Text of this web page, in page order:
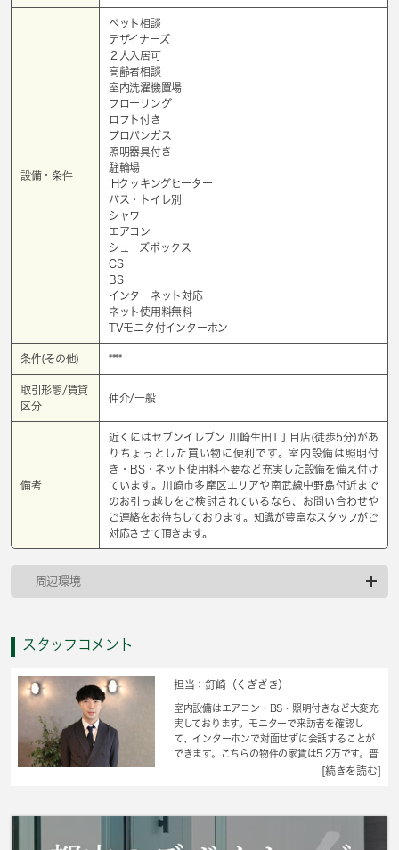
設備・条件
ペット相談
デザイナーズ
２人入居可
高齢者相談
室内洗濯機置場
フローリング
ロフト付き
プロパンガス
照明器具付き
駐輪場
IHクッキングヒーター
バス・トイレ別
シャワー
エアコン
シューズボックス
CS
BS
インターネット対応
ネット使用料無料
TVモニタ付インターホン
条件(その他) ****
取引形態/賃貸
区分
仲介/一般
備考
近くにはセブンイレブン 川崎生田1丁目店(徒歩5分)があ
りちょっとした買い物に便利です。室内設備は照明付
き・BS・ネット使用料不要など充実した設備を備え付け
ています。川崎市多摩区エリアや南武線中野島付近まで
のお引っ越しをご検討されているなら、お問い合わせや
ご連絡をお待ちしております。知識が豊富なスタッフがご
対応させて頂きます。
周辺環境
スタッフコメント
担当：釘崎（くぎざき）
室内設備はエアコン・BS・照明付きなど大変充
実しております。モニターで来訪者を確認し
て、インターホンで対面せずに会話することが
できます。こちらの物件の家賃は5.2万です。普
段からパソコンを使う方にオススメ物件、ネッ
ど学校生活や仕事上でインターネットが必要不
ーはガスを使用しないのでガス漏れのリスクが
[続きを読む]